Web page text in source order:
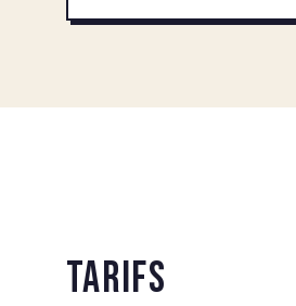
Tarifs